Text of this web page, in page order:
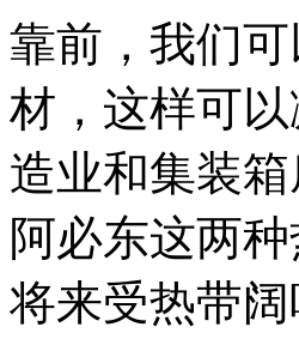
靠前，我们
材，这样可
造业和集装
阿必东这两
将来受热带